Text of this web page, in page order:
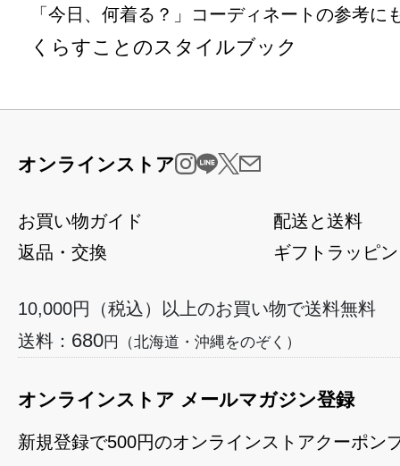
「今日、何着る？」コーディネートの参考に
くらすことのスタイルブック
オンラインストア
お買い物ガイド
配送と送料
返品・交換
ギフトラッピ
10,000円（税込）以上のお買い物で送料無料
送料： 680円（北海道・沖縄をのぞく）
オンラインストア メールマガジン登録
新規登録で500円のオンラインストアクーポン